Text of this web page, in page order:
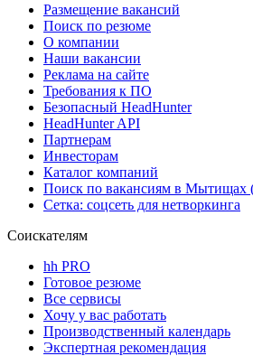
Размещение вакансий
Поиск по резюме
О компании
Наши вакансии
Реклама на сайте
Требования к ПО
Безопасный HeadHunter
HeadHunter API
Партнерам
Инвесторам
Каталог компаний
Поиск по вакансиям в Мытищах
Сетка: соцсеть для нетворкинга
Соискателям
hh PRO
Готовое резюме
Все сервисы
Хочу у вас работать
Производственный календарь
Экспертная рекомендация